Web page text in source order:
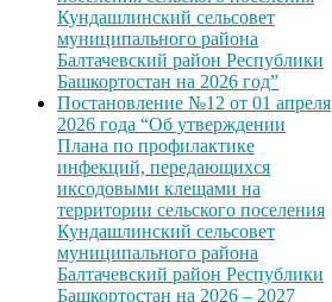
Кундашлинский сельсовет
муниципального района
Балтачевский район Республики
Башкортостан на 2026 год”
Постановление №12 от 01 апреля
2026 года “Об утверждении
Плана по профилактике
инфекций, передающихся
иксодовыми клещами на
территории сельского поселения
Кундашлинский сельсовет
муниципального района
Балтачевский район Республики
Башкортостан на 2026 – 2027